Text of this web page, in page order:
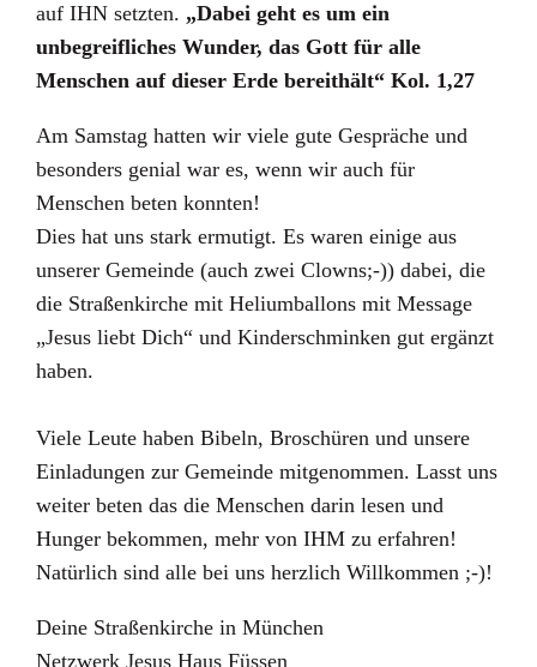
auf IHN setzten. „Dabei geht es um ein
unbegreifliches Wunder, das Gott für alle
Menschen auf dieser Erde bereithält“ Kol. 1,27
Am Samstag hatten wir viele gute Gespräche und
besonders genial war es, wenn wir auch für
Menschen beten konnten!
Dies hat uns stark ermutigt. Es waren einige aus
unserer Gemeinde (auch zwei Clowns;-)) dabei, die
die Straßenkirche mit Heliumballons mit Message
„Jesus liebt Dich“ und Kinderschminken gut ergänzt
haben.
Viele Leute haben Bibeln, Broschüren und unsere
Einladungen zur Gemeinde mitgenommen. Lasst uns
weiter beten das die Menschen darin lesen und
Hunger bekommen, mehr von IHM zu erfahren!
Natürlich sind alle bei uns herzlich Willkommen ;-)!
Deine Straßenkirche in München
Netzwerk Jesus Haus Füssen